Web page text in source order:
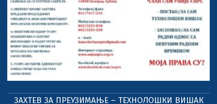
ЗАХТЕВ ЗА ПРЕУЗИМАЊЕ – ТЕХНОЛОШКИ ВИШАК